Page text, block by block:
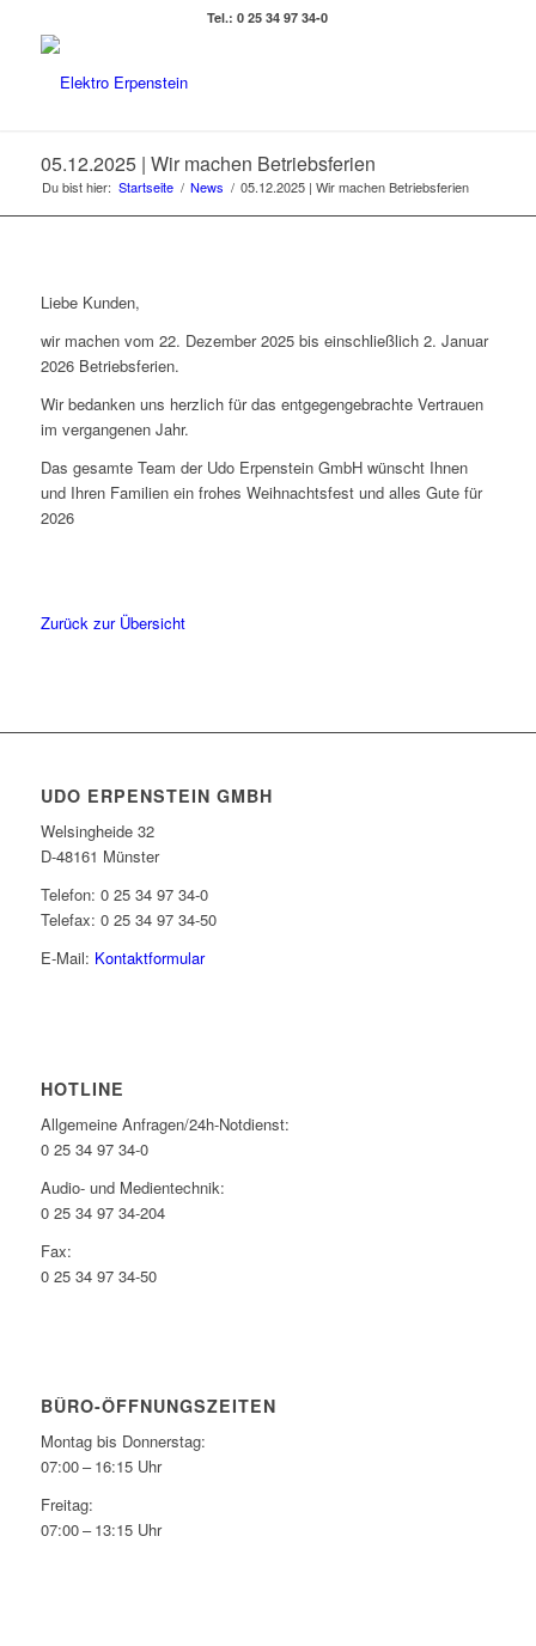
Tel.: 0 25 34 97 34-0
05.12.2025 | Wir machen Betriebsferien
Du bist hier: Startseite / News / 05.12.2025 | Wir machen Betriebsferien
Liebe Kunden,
wir machen vom 22. Dezember 2025 bis einschließlich 2. Januar
2026 Betriebsferien.
Wir bedanken uns herzlich für das entgegengebrachte Vertrauen
im vergangenen Jahr.
Das gesamte Team der Udo Erpenstein GmbH wünscht Ihnen
und Ihren Familien ein frohes Weihnachtsfest und alles Gute für
2026
Zurück zur Übersicht
UDO ERPENSTEIN GMBH
Welsingheide 32
D-48161 Münster
Telefon: 0 25 34 97 34-0
Telefax: 0 25 34 97 34-50
E-Mail: Kontaktformular
HOTLINE
Allgemeine Anfragen/24h-Notdienst:
0 25 34 97 34-0
Audio- und Medientechnik:
0 25 34 97 34-204
Fax:
0 25 34 97 34-50
BÜRO-ÖFFNUNGSZEITEN
Montag bis Donnerstag:
07:00 – 16:15 Uhr
Freitag:
07:00 – 13:15 Uhr